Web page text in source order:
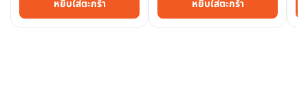
หยิบใส่ตะกร้า หยิบใส่ตะกร้า